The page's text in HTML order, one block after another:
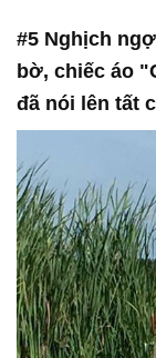
#5 Nghịch
bờ, chiếc áo
đã nói lên tất